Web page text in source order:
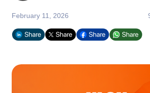
February 11, 2026